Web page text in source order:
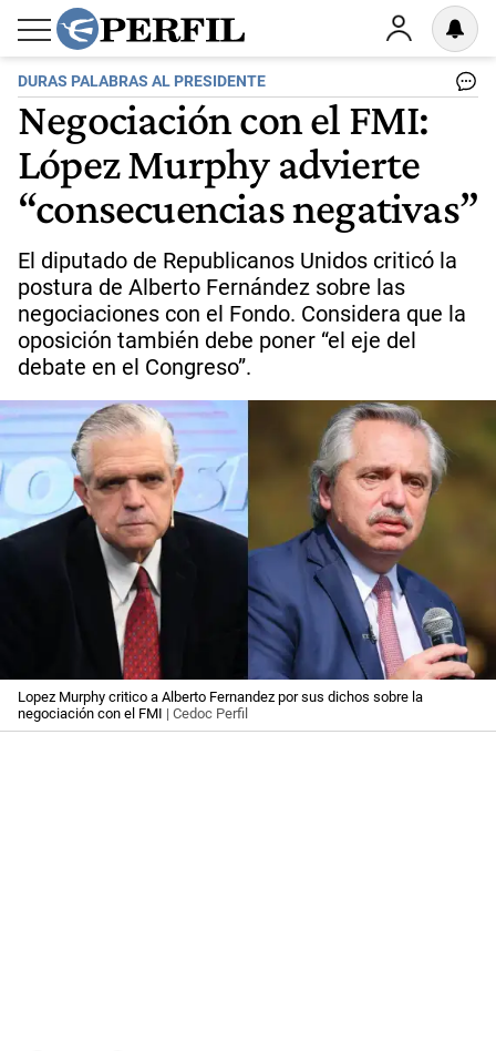
DURAS PALABRAS AL PRESIDENTE
Negociación con el FMI:
López Murphy advierte
“consecuencias negativas”
El diputado de Republicanos Unidos criticó la
postura de Alberto Fernández sobre las
negociaciones con el Fondo. Considera que la
oposición también debe poner “el eje del
debate en el Congreso”.
Lopez Murphy critico a Alberto Fernandez por sus dichos sobre la
negociación con el FMI | Cedoc Perfil